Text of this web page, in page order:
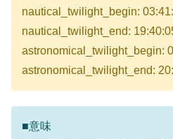
nautical_twilight_begin:
nautical_twilight_end:
astronomical_twilight_begin:
astronomical_twilight_end:
■意味